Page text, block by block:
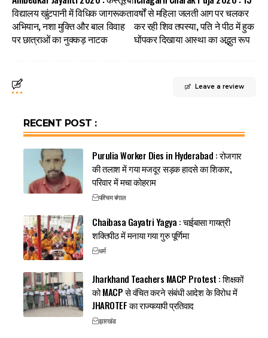
विद्यालय खुंटपानी में विधिक जागरूकता
अभियान, नशा मुक्ति और बाल विवाह
पर छात्राओं का नुक्कड़ नाटक
वर्षों से महिला जलती आग पर चलकर
कर रही शिव तपस्या, पति ने पीठ में हुक
घोंपकर दिखाया आस्था का अद्भुत रूप
Leave a review
RECENT POST :
Purulia Worker Dies in Hyderabad : रोजगार
की तलाश में गया मजदूर सड़क हादसे का शिकार,
परिवार में मचा कोहराम
पश्चिम बंगाल
Chaibasa Gayatri Yagya : चाईबासा गायत्री
शक्तिपीठ में मनाया गया गुरु पूर्णिमा
धर्म
Jharkhand Teachers MACP Protest : शिक्षकों
को MACP से वंचित करने संबंधी आदेश के विरोध में
JHAROTEF का राज्यव्यापी प्रतिवाद
झारखंड